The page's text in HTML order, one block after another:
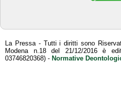
La Pressa - Tutti i diritti sono
Modena n.18 del 21/12/2016 è
03746820368) - Normative